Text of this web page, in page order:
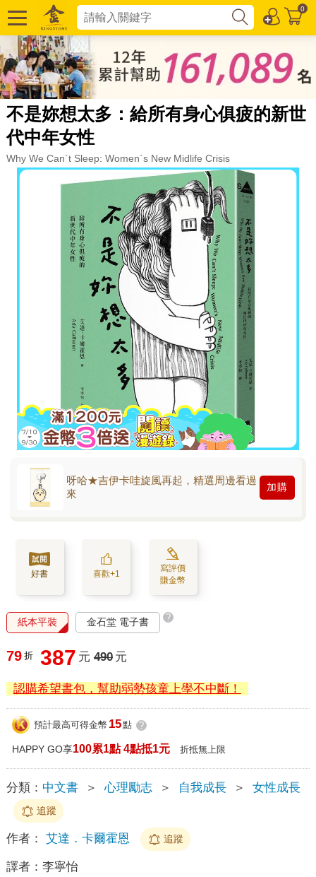
0
不是妳想太多：給所有身心俱疲的新世
代中年女性
Why We Can`t Sleep: Women`s New Midlife Crisis
呀哈★吉伊卡哇旋風再起，精選周邊看過
來
加購
好書 喜歡+1
寫評價
賺金幣
紙本平裝 金石堂 電子書 ?
79 折 387 元 490 元
認購希望書包，幫助弱勢孩童上學不中斷！
預計最高可得金幣 15點 ?
HAPPY GO享100累1點 4點抵1元 折抵無上限
分類： 中文書 ＞ 心理勵志 ＞ 自我成長 ＞ 女性成長
追蹤
作者： 艾達．卡爾霍恩 追蹤
譯者： 李寧怡